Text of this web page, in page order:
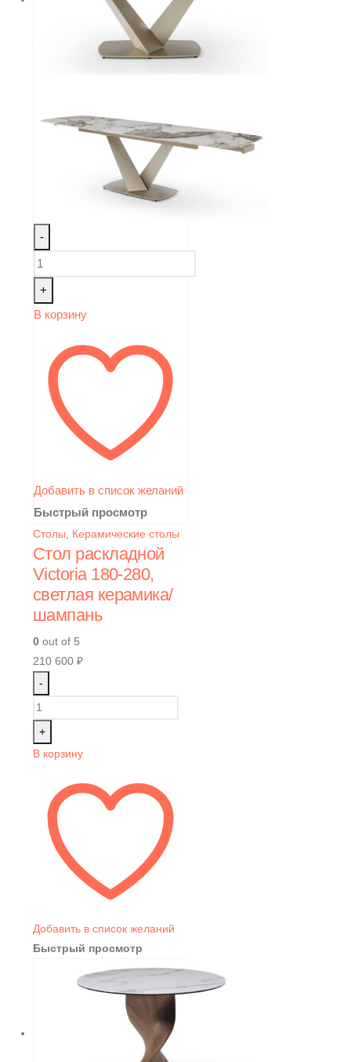
-
+
В корзину
Добавить в список желаний
Быстрый просмотр
Столы Керамические столы
Стол раскладной
Victoria 180-280,
светлая керамика/
шампань
0 out of 5
210 600 ₽
-
+
В корзину
Добавить в список желаний
Быстрый просмотр